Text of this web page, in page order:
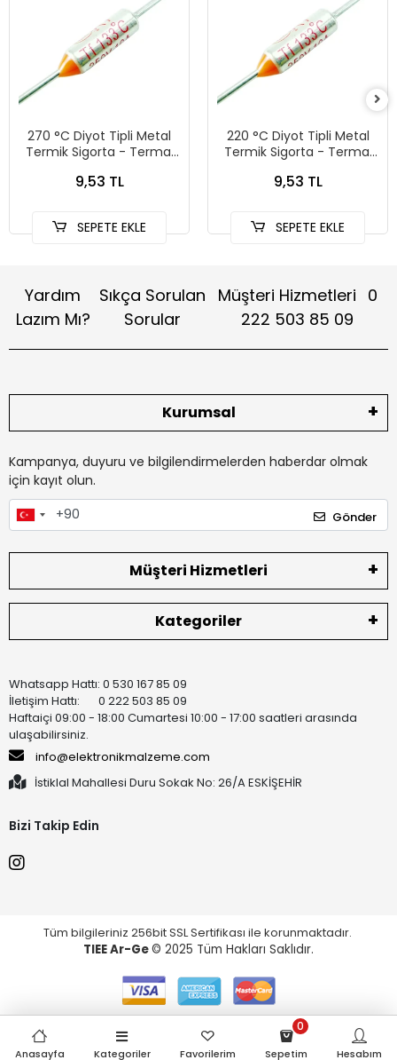
270 °C Diyot Tipli Metal
Termik Sigorta - Termal
9,53 TL
SEPETE EKLE
220 °C Diyot Tipli Metal
Termik Sigorta - Termal
9,53 TL
SEPETE EKLE
Yardım
Lazım Mı?
Sıkça Sorulan
Sorular
Müşteri Hizmetleri 0
222 503 85 09
Kurumsal
Kampanya, duyuru ve bilgilendirmelerden haberdar olmak
için kayıt olun.
Gönder
Müşteri Hizmetleri
Kategoriler
Whatsapp Hattı: 0 530 167 85 09
İletişim Hattı: 0 222 503 85 09
Haftaiçi 09:00 - 18:00 Cumartesi 10:00 - 17:00 saatleri arasında
ulaşabilirsiniz.
info@elektronikmalzeme.com
İstiklal Mahallesi Duru Sokak No: 26/A ESKİŞEHİR
Bizi Takip Edin
Tüm bilgileriniz 256bit SSL Sertifikası ile korunmaktadır.
TIEE Ar-Ge© 2025 Tüm Hakları Saklıdır.
Anasayfa Kategoriler Favorilerim Sepetim
0
Hesabım